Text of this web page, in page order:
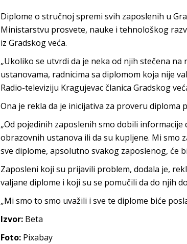
Diplome o stručnoj spremi svih zaposlenih u
Ministarstvu prosvete, nauke i tehnološkog
iz Gradskog veća.
„Ukoliko se utvrdi da je neka od njih stečena
ustanovama, radnicima sa diplomom koja nije
Radio-televiziju Kragujevac članica Gradskog
Ona je rekla da je inicijativa za proveru diploma
„Od pojedinih zaposlenih smo dobili
obrazovnih ustanova ili da su kupljene. Mi smo
sve diplome, apsolutno svakog zaposlenog, će
Zaposleni koji su prijavili problem, dodala je,
valjane diplome i koji su se pomučili da do njih
„Mi smo to smo uvažili i sve te diplome biće
Izvor: Beta
Foto: Pixabay